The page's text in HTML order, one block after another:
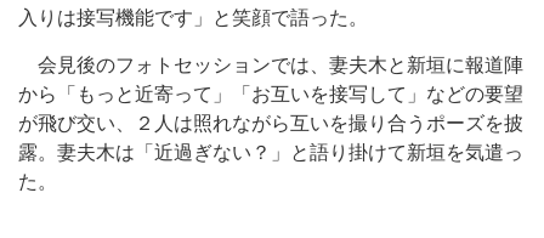
入りは接写機能です」と笑顔で語った。
会見後のフォトセッションでは、妻夫木と新垣に報道陣
から「もっと近寄って」「お互いを接写して」などの要望
が飛び交い、２人は照れながら互いを撮り合うポーズを披
露。妻夫木は「近過ぎない？」と語り掛けて新垣を気遣っ
た。